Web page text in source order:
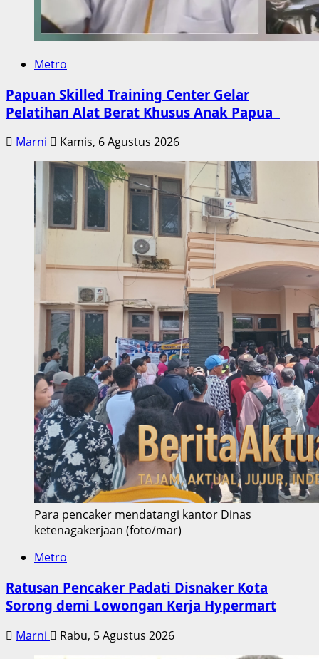
Metro
Papuan Skilled Training Center Gelar
Pelatihan Alat Berat Khusus Anak Papua
Marni Kamis, 6 Agustus 2026
Para pencaker mendatangi kantor Dinas
ketenagakerjaan (foto/mar)
Metro
Ratusan Pencaker Padati Disnaker Kota
Sorong demi Lowongan Kerja Hypermart
Marni Rabu, 5 Agustus 2026